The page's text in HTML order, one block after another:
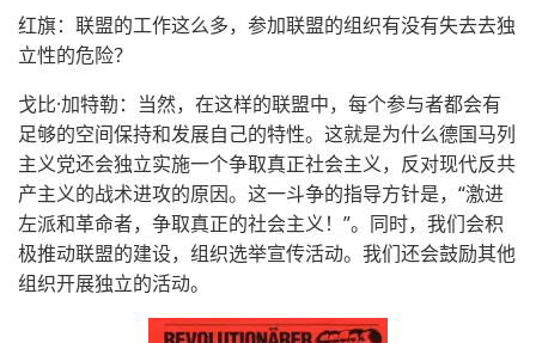
红旗：联盟的工作这么多，参加联盟的组织有没有失去去独
立性的危险？
戈比·加特勒：当然，在这样的联盟中，每个参与者都会有
足够的空间保持和发展自己的特性。这就是为什么德国马列
主义党还会独立实施一个争取真正社会主义，反对现代反共
产主义的战术进攻的原因。这一斗争的指导方针是，“激进
左派和革命者，争取真正的社会主义！”。同时，我们会积
极推动联盟的建设，组织选举宣传活动。我们还会鼓励其他
组织开展独立的活动。